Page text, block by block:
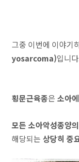
그중 이번에 이야기
yosarcoma)입니
횡문근육종은 소아
모든 소아악성종양
해당되는 상당히 중